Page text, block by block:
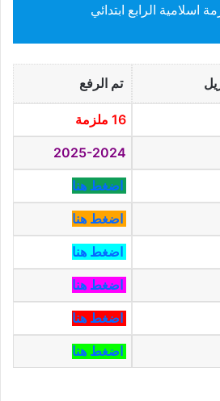
اسلامية الرابع ابتدائي
تم الرفع
16 ملزمة
2025-2024
اضغط هنا
اضغط هنا
اضغط هنا
اضغط هنا
اضغط هنا
اضغط هنا